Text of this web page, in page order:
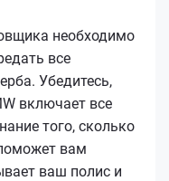
необходимо
все
Убедитесь,
включает все
того, сколько
вам
ваш полис и